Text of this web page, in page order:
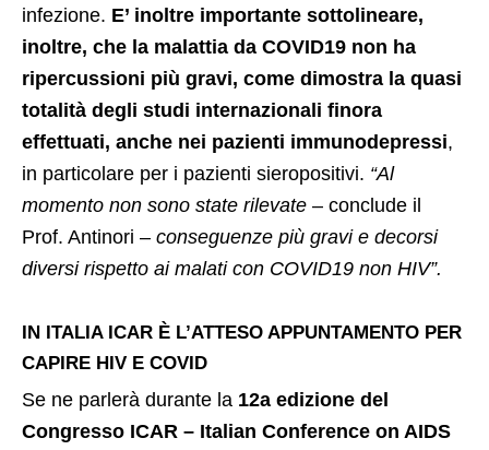
infezione. E’ inoltre importante sottolineare,
inoltre, che la malattia da COVID19 non ha
ripercussioni più gravi, come dimostra la quasi
totalità degli studi internazionali finora
effettuati, anche nei pazienti immunodepressi,
in particolare per i pazienti sieropositivi. “Al
momento non sono state rilevate – conclude il
Prof. Antinori – conseguenze più gravi e decorsi
diversi rispetto ai malati con COVID19 non HIV”.
IN ITALIA ICAR È L’ATTESO APPUNTAMENTO PER
CAPIRE HIV E COVID
Se ne parlerà durante la 12a edizione del
Congresso ICAR – Italian Conference on AIDS